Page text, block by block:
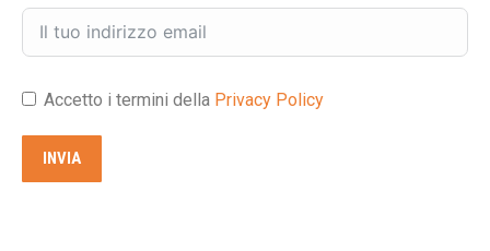
Accetto i termini della Privacy Policy
INVIA